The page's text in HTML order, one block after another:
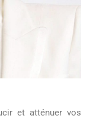
et atténuer vos